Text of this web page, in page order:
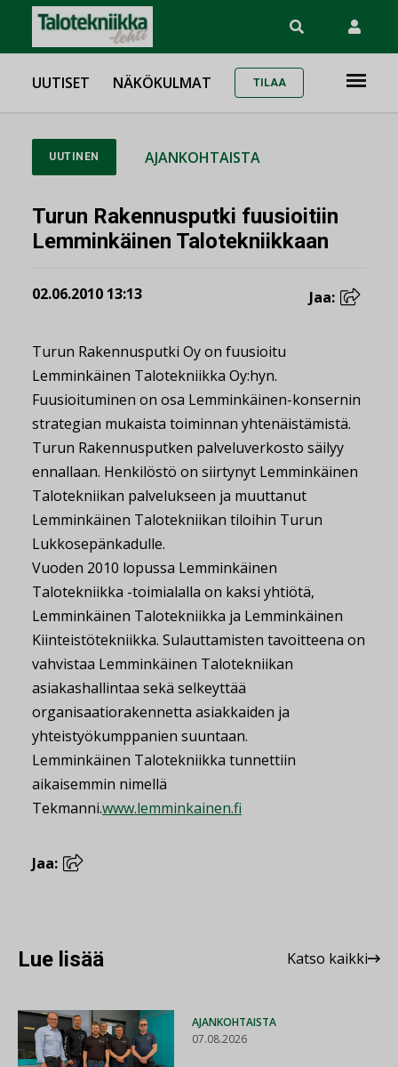
UUTISET NÄKÖKULMAT TILAA
UUTINEN AJANKOHTAISTA
Turun Rakennusputki fuusioitiin
Lemminkäinen Talotekniikkaan
02.06.2010 13:13 Jaa:
Turun Rakennusputki Oy on fuusioitu
Lemminkäinen Talotekniikka Oy:hyn.
Fuusioituminen on osa Lemminkäinen-konsernin
strategian mukaista toiminnan yhtenäistämistä.
Turun Rakennusputken palveluverkosto säilyy
ennallaan. Henkilöstö on siirtynyt Lemminkäinen
Talotekniikan palvelukseen ja muuttanut
Lemminkäinen Talotekniikan tiloihin Turun
Lukkosepänkadulle.
Vuoden 2010 lopussa Lemminkäinen
Talotekniikka -toimialalla on kaksi yhtiötä,
Lemminkäinen Talotekniikka ja Lemminkäinen
Kiinteistötekniikka. Sulauttamisten tavoitteena on
vahvistaa Lemminkäinen Talotekniikan
asiakashallintaa sekä selkeyttää
organisaatiorakennetta asiakkaiden ja
yhteistyökumppanien suuntaan.
Lemminkäinen Talotekniikka tunnettiin
aikaisemmin nimellä
Tekmanni.www.lemminkainen.fi
Jaa:
Lue lisää Katso kaikki
AJANKOHTAISTA
07.08.2026